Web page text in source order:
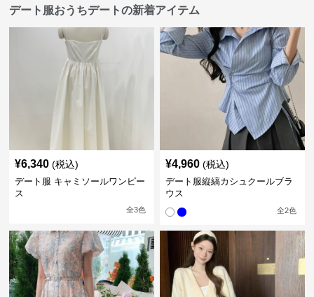
デート服おうちデートの新着アイテム
¥6,340 (税込)
デート服 キャミソールワンピー
ス
全3色
¥4,960 (税込)
デート服縦縞カシュクールブラ
ウス
全2色